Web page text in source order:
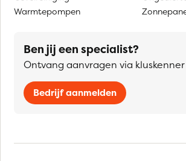
Warmtepompen
Ben jij een specialist?
Ontvang aanvragen via kluskenner
Bedrijf aanmelden